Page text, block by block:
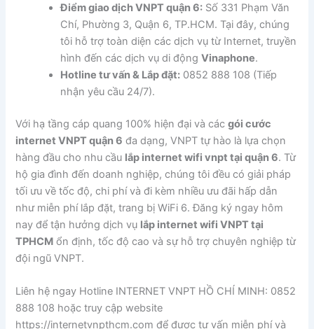
Điểm giao dịch VNPT quận 6: Số 331 Phạm Văn
Chí, Phường 3, Quận 6, TP.HCM. Tại đây, chúng
tôi hỗ trợ toàn diện các dịch vụ từ Internet, truyền
hình đến các dịch vụ di độngVinaphone.
Hotline tư vấn & Lắp đặt: 0852 888 108 (Tiếp
nhận yêu cầu 24/7).
Với hạ tầng cáp quang 100% hiện đại và cácgói cước
internet VNPT quận 6 đa dạng, VNPT tự hào là lựa chọn
hàng đầu cho nhu cầu lắp internet wifi vnpt tại quận 6. Từ
hộ gia đình đến doanh nghiệp, chúng tôi đều có giải pháp
tối ưu về tốc độ, chi phí và đi kèm nhiều ưu đãi hấp dẫn
như miễn phí lắp đặt, trang bị WiFi 6. Đăng ký ngay hôm
nay để tận hưởng dịch vụ lắp internet wifi VNPT tại
TPHCM ổn định, tốc độ cao và sự hỗ trợ chuyên nghiệp từ
đội ngũ VNPT.
Liên hệ ngay Hotline INTERNET VNPT HỒ CHÍ MINH: 0852
888 108 hoặc truy cập website
https://internetvnpthcm.com để được tư vấn miễn phí và